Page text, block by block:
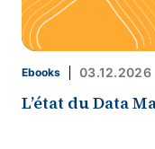
Ebooks 03.12.2026
L’état du Data